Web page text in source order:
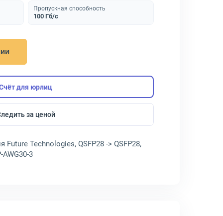
Пропускная способность
100 Гб/с
для юрлиц
за ценой
Technologies, QSFP28 -> QSFP28,
AWG30-3